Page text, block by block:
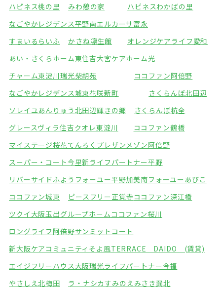
ハピネス桃の里
みわ憩の家
ハピネスわかばの里
なごやかレジデンス平野南エルカーサ富永
すまいるらいふ
かさね凛生館
オレンジケアライフ愛和
あい・さくらホーム東住吉大宮ケアホーム光
チャーム東淀川瑞光柴胡苑
ココファン阿倍野
なごやかレジデンス城東花咲新町
さくらんぼ北田辺
ソレイユあんりゅう 北田辺輝きの郷
さくらんぼ杭全
グレースヴィラ住吉クオレ東淀川
ココファン鶴橋
マイステージ桜花てんろく プレザンメゾン阿倍野
スーパー・コート今里新ライフパートナー平野
リバーサイドふよう フォーユー平野加美南フォーユーあびこ
ココファン城東
ピースフリー正覚寺ココファン深江橋
ツクイ大阪玉出グループホームココファン桜川
ロングライフ阿倍野サンミットコート
新大阪ケアコミュニティそよ風TERRACE DAIDO (賃貸)
エイジフリーハウス大阪瑞光ライフパートナー今福
やさしえ北梅田
ラ・ナシカすみのえみさき巽北